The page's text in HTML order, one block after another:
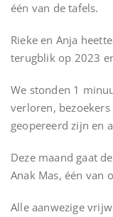
één van de tafels.
Rieke en Anja
terugblik op 2023
We stonden 1
verloren,
geopereerd zijn en
Deze maand gaat
Anak Mas, één van
Alle aanwezige